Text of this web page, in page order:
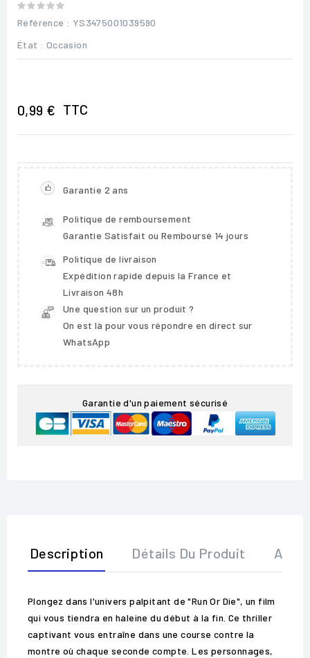
Référence : YS3475001039590
État : Occasion
0,99 € TTC
Garantie 2 ans
Politique de remboursement
Garantie Satisfait ou Remboursé 14 jours
Politique de livraison
Expédition rapide depuis la France et
Livraison 48h
Une question sur un produit ?
On est là pour vous répondre en direct sur
WhatsApp
Garantie d'un paiement sécurisé
Description Détails Du Produit Avis
Plongez dans l'univers palpitant de "Run Or Die", un film
qui vous tiendra en haleine du début à la fin. Ce thriller
captivant vous entraîne dans une course contre la
montre où chaque seconde compte. Les personnages,